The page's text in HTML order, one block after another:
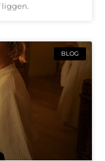
liggen.
BLOG